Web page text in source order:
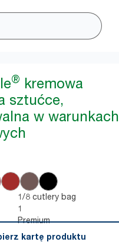
® kremowa
sztućce,
w warunkach
1/8 cutlery bag
1
Premium
kartę produktu